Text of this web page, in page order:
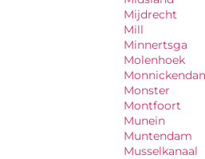
Mijdrecht
Mill
Minnertsga
Molenhoek
Monster
Montfoort
Munein
Muntendam
Musselkanaal